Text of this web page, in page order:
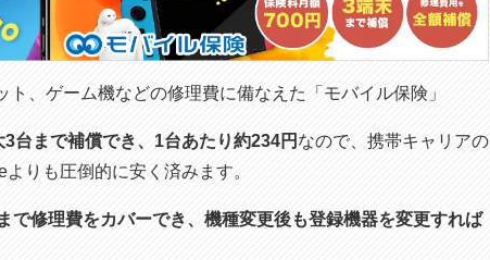
ト、ゲーム機などの修理費に備なえた「モバイル保険」
3台まで補償でき、1台あたり約234円 なので、携帯キャリアの
りも圧倒的に安く済みます。
で修理費をカバーでき、機種変更後も登録機器を変更すれば